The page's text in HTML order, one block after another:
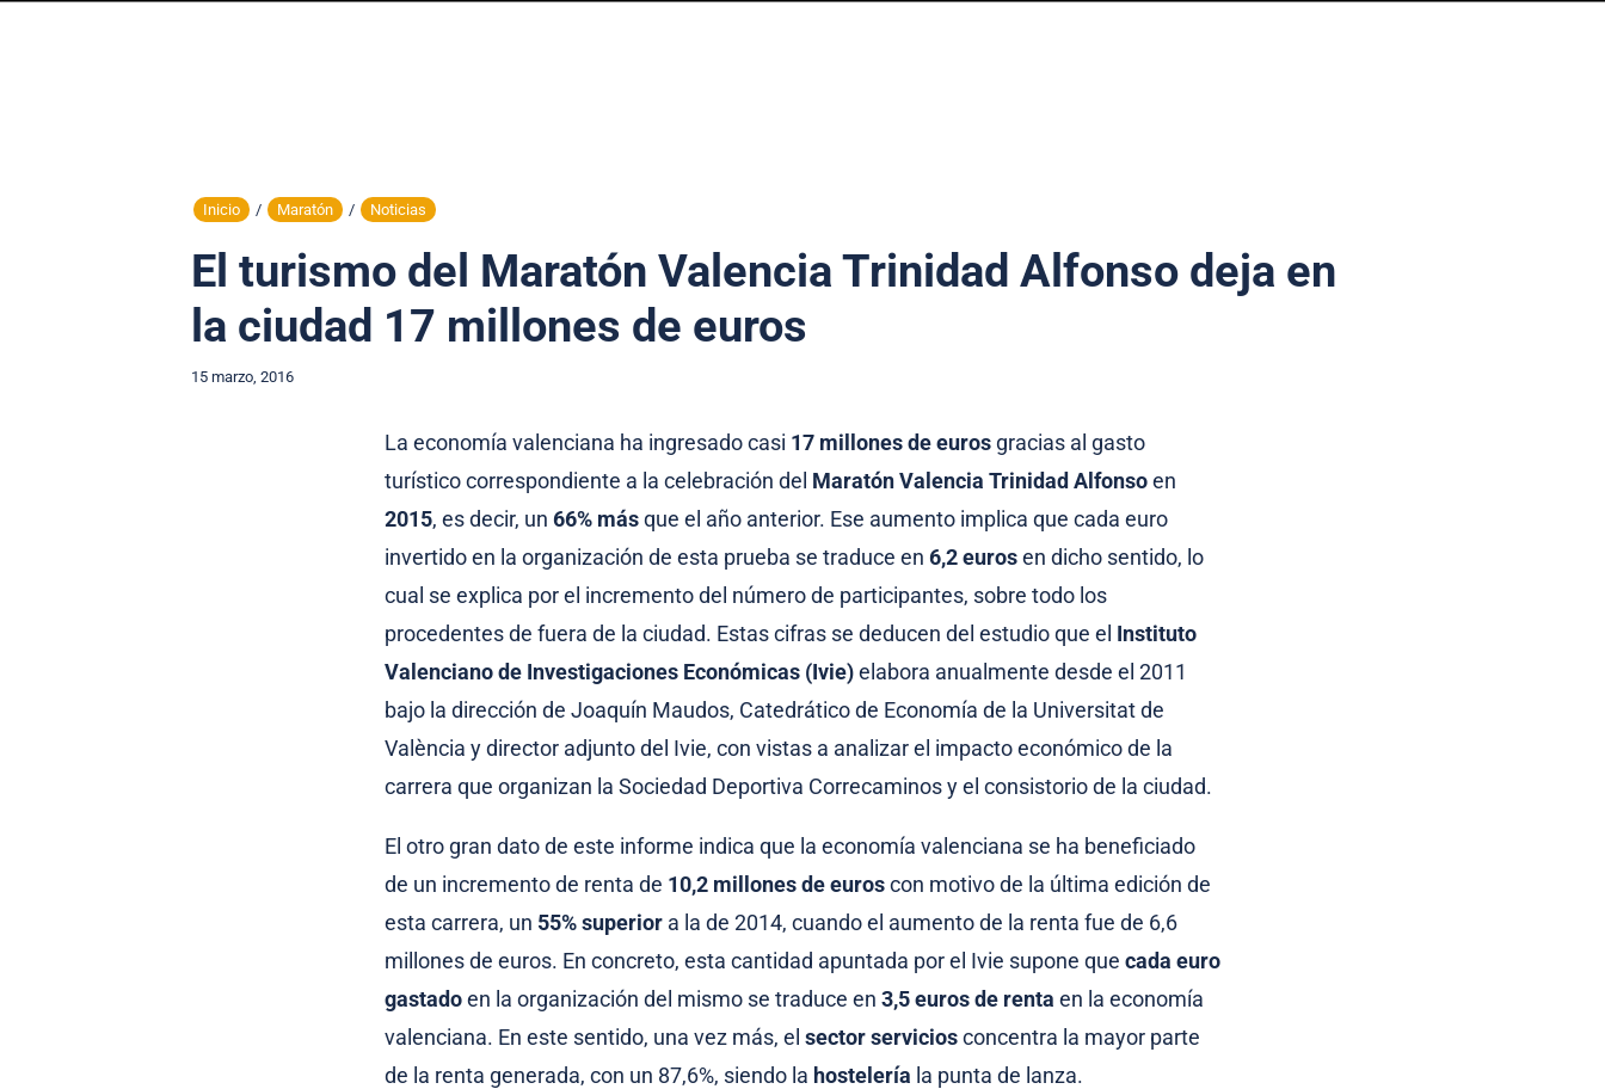
Inicio / Maratón / Noticias
El turismo del Maratón Valencia Trinidad Alfonso deja en
la ciudad 17 millones de euros
15 marzo, 2016
La economía valenciana ha ingresado casi 17 millones de euros gracias al gasto
turístico correspondiente a la celebración del Maratón Valencia Trinidad Alfonsoen
2015, es decir, un 66% másque el año anterior. Ese aumento implica que cada euro
invertido en la organización de esta prueba se traduce en 6,2 eurosen dicho sentido, lo
cual se explica por el incremento del número de participantes, sobre todo los
procedentes de fuera de la ciudad. Estas cifras se deducen del estudio que el Instituto
Valenciano de Investigaciones Económicas (Ivie)elabora anualmente desde el 2011
bajo la dirección de Joaquín Maudos, Catedrático de Economía de la Universitat de
València y director adjunto del Ivie, con vistas a analizar el impacto económico de la
carrera que organizan la Sociedad Deportiva Correcaminos y el consistorio de la ciudad.
El otro gran dato de este informe indica que la economía valenciana se ha beneficiado
de un incremento de renta de 10,2 millones de euroscon motivo de la última edición de
esta carrera, un 55% superior a la de 2014, cuando el aumento de la renta fue de 6,6
millones de euros. En concreto, esta cantidad apuntada por el Ivie supone que cada euro
gastadoen la organización del mismo se traduce en 3,5 euros de renta en la economía
valenciana. En este sentido, una vez más, el sector serviciosconcentra la mayor parte
de la renta generada, con un 87,6%, siendo la hostelería la punta de lanza.